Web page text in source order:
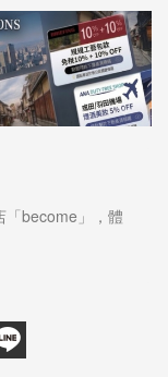
「become」，體